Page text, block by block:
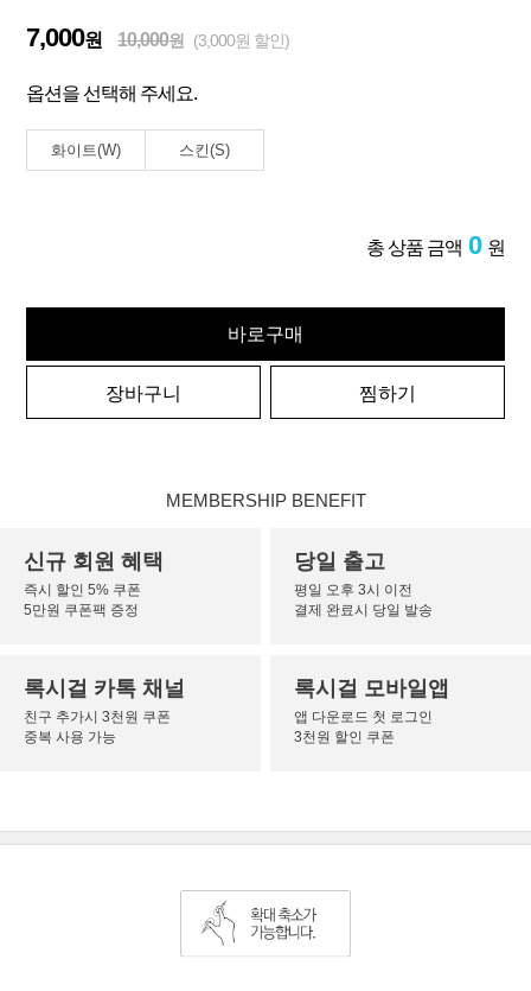
7,000원 10,000원 (3,000원 할인)
옵션을 선택해 주세요.
화이트(W) 스킨(S)
총 상품 금액 0 원
바로구매
장바구니 찜하기
MEMBERSHIP BENEFIT
신규 회원 혜택
즉시 할인 5% 쿠폰
5만원 쿠폰팩 증정
당일 출고
평일 오후 3시 이전
결제 완료시 당일 발송
록시걸 카톡 채널
친구 추가시 3천원 쿠폰
중복 사용 가능
록시걸 모바일앱
앱 다운로드 첫 로그인
3천원 할인 쿠폰